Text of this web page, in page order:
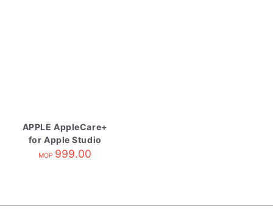
APPLE AppleCare+
for Apple Studio
Display
MOP 999.00